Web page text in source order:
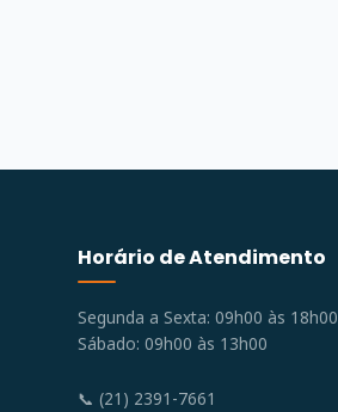
Horário de Atendimento
Segunda a Sexta: 09h00 às 18h00
Sábado: 09h00 às 13h00
📞 (21) 2391-7661